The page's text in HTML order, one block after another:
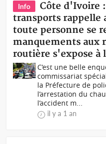
Info
Côte d'Ivoire
transports rappelle
toute personne se
manquements aux
routière s'expose à
C’est une belle
commissariat
la Préfecture de
l’arrestation du
l’accident m...
il y a 1 an